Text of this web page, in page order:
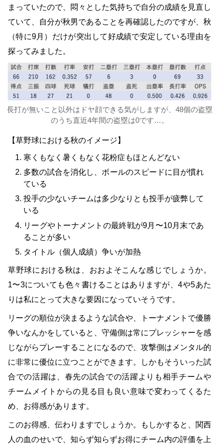
まっていたので、悶々とした気持ちで自分の成績を見直し
ていて、自分が秋男であることを再確認したのですが、秋
（特に9月）だけが突出して好成績で安定している理由を
探ってみました。
長打が無いこと以外はドヤ顔できる気がしますが、48個の盗塁
のうち直近4年間の盗塁は0です…。
【草野球における秋のイメージ】
寒くもなく暑くもなく花粉症もほとんどない
多数の試合を消化し、ボールのスピードに目が慣れ
ている
投手の少ないチームは多少なりとも投手が疲弊して
いる
リーグやトーナメントの最終戦が9月〜10月末であ
ることが多い
タイトル（個人成績）争いが加熱
草野球における秋は、おおよそこんな感じでしょうか。
1〜3についても色々書けることはありますが、4や5あた
りは私にとって大きな要因になっていそうです。
リーグの順位が決まるような試合や、トーナメントで優勝
争いなんかをしていると、守備側は常にプレッシャーを感
じながらプレーすることになるので、攻撃側はメンタル的
に非常に優位に立つことができます。しかもそういった試
合での活躍は、春先の試合での活躍よりも相手チームや
チームメイトからの見る目も良い意味で変わってくるた
め、お得感があります。
このお得感、伝わりますでしょうか。もしかすると、関西
人の血のせいで、知らず知らずお得にチーム内の評価を上